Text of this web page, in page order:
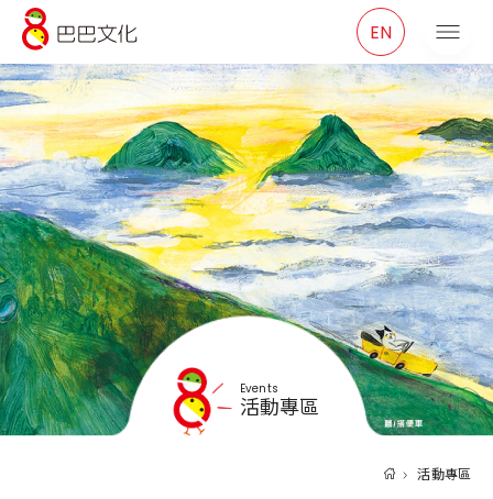
EN
Events
活動專區
活動專區